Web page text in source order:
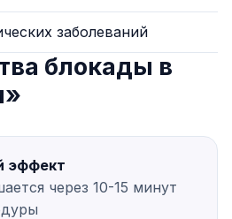
заболеваний
блокады в
эффект
через 10-15 минут